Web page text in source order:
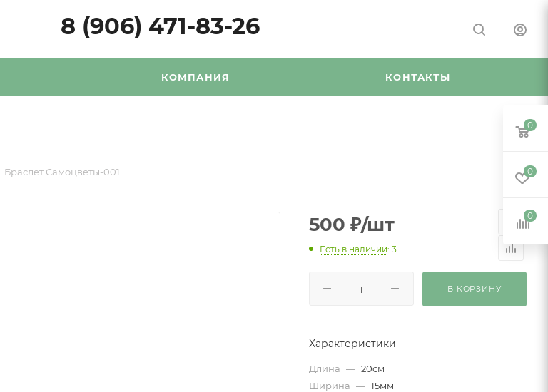
8 (906) 471-83-26
КОМПАНИЯ КОНТАКТЫ
Браслет Самоцветы-001
500 ₽/шт
Есть в наличии: 3
В КОРЗИНУ
Характеристики
Длина — 20см
Ширина — 15мм
0
0
0